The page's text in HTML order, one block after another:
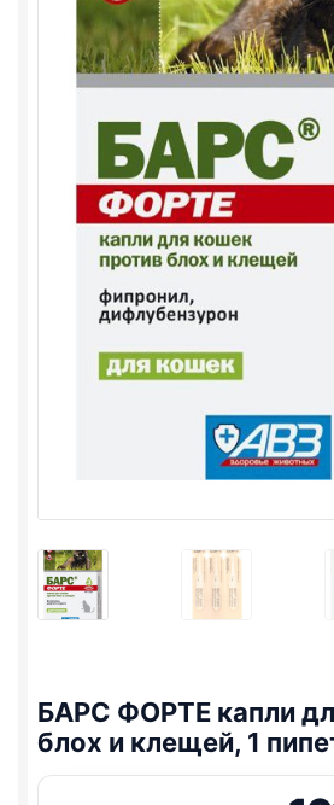
БАРС ФОРТЕ капли
блох и клещей, 1